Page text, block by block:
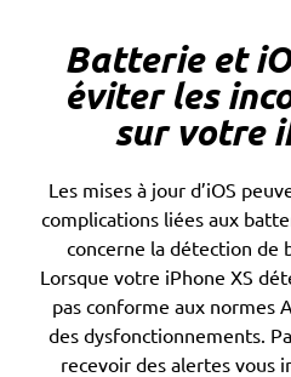
Batterie et
éviter les
sur votre
Les mises à jour d’iOS
complications liées aux
concerne la détection de
Lorsque votre iPhone XS
pas conforme aux normes
des dysfonctionnements.
recevoir des alertes vous